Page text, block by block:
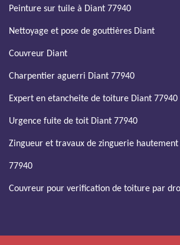
Peinture sur tuile à Diant 77940
Nettoyage et pose de gouttières Diant
Couvreur Diant
Charpentier aguerri Diant 77940
Expert en etancheite de toiture Diant 77940
Urgence fuite de toit Diant 77940
Zingueur et travaux de zinguerie
77940
Couvreur pour verification de toiture par